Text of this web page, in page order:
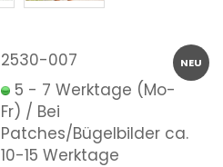
NEU
2530-007
5 - 7 Werktage (Mo-
Fr) / Bei
Patches/Bügelbilder ca.
10-15 Werktage